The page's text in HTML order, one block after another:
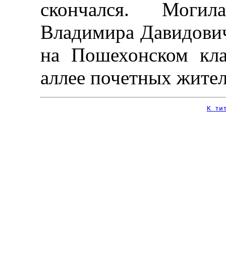
скончался.
Владимира
на Пошехонском
аллее почетных
К